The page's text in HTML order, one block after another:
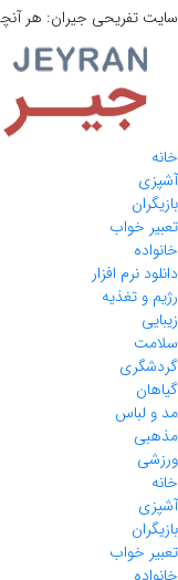
سایت تفریحی جیران: هر
خانه
آشپزی
بازیگران
تعبیر خواب
خانواده
دانلود نرم افزار
رژیم و تغذیه
زیبایی
سلامت
گردشگری
گیاهان
مد و لباس
مذهبی
ورزشی
خانه
آشپزی
بازیگران
تعبیر خواب